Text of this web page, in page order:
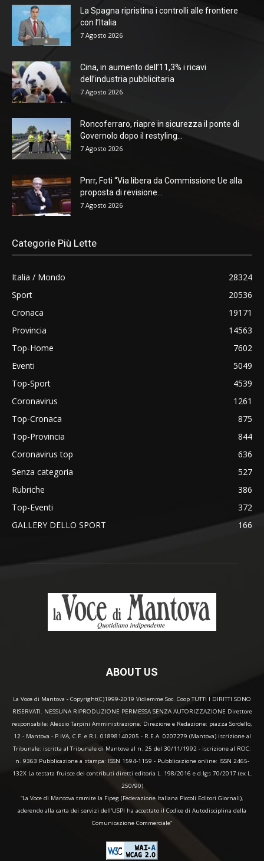
La Spagna ripristina i controlli alle frontiere
con l’Italia
7 Agosto 2026
Cina, in aumento dell’11,3% i ricavi
dell’industria pubblicitaria
7 Agosto 2026
Roncoferraro, riapre in sicurezza il ponte di
Governolo dopo il restyling...
7 Agosto 2026
Pnrr, Foti “Via libera da Commissione Ue alla
proposta di revisione...
7 Agosto 2026
Categorie Più Lette
Italia / Mondo
28324
Sport
20536
Cronaca
19171
Provincia
14563
Top-Home
7602
Eventi
5049
Top-Sport
4539
Coronavirus
1261
Top-Cronaca
875
Top-Provincia
844
Coronavirus top
636
Senza categoria
527
Rubriche
386
Top-Eventi
372
GALLERY DELLO SPORT
166
ABOUT US
La Voce di Mantova - Copyright(C)1999-2019 Vidiemme Soc. Coop TUTTI I DIRITTI SONO
RISERVATI. NESSUNA RIPRODUZIONE PERMESSA SENZA AUTORIZZAZIONE Direttore
responsabile: Alessio Tarpini Amministrazione, Direzione e Redazione: piazza Sordello,
12 - Mantova - P.IVA, C.F. e R.I. 01898140205 - R.E.A. 0207279 (Mantova) iscrizione al
Tribunale: iscritta al Tribunale di Mantova al n. 25 del 30/11/1992 - iscrizione al ROC:
n. 9363 Pubblicazione a stampa: ISSN 1594-1159 - Pubblicazione online: ISSN 2465-
132X La testata fruisce dei contributi diretti editoria L. 198/2016 e d.lgs 70/2017 (ex L.
250/90)
“La Voce di Mantova tramite la Fipeg (Federazione Italiana Piccoli Editori Giornali),
aderendo alla carta dei servizi dell'USPI ha accettato il Codice di Autodisciplina della
Comunicazione Commerciale"